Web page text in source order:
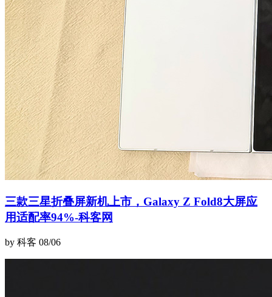
三款三星折叠屏新机上市，Galaxy Z Fold8大屏应
用适配率94%-科客网
by 科客 08/06